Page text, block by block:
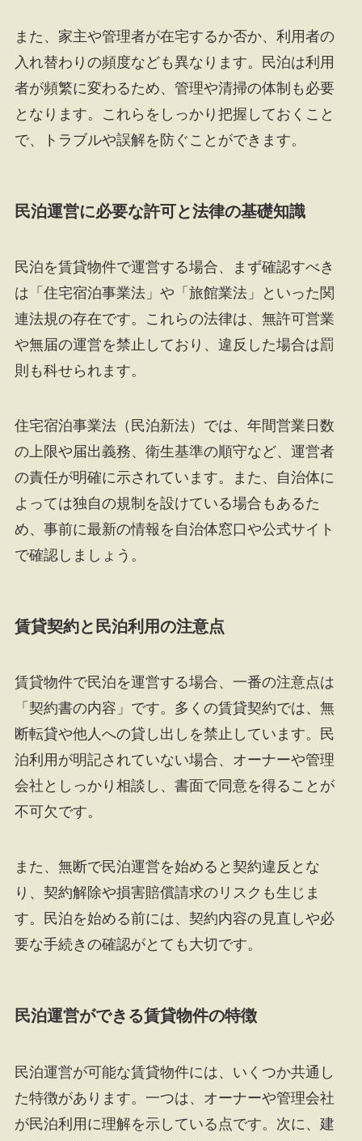
また、家主や管理者が在宅するか否か、利用者の
入れ替わりの頻度なども異なります。民泊は利用
者が頻繁に変わるため、管理や清掃の体制も必要
となります。これらをしっかり把握しておくこと
で、トラブルや誤解を防ぐことができます。
民泊運営に必要な許可と法律の基礎知識
民泊を賃貸物件で運営する場合、まず確認すべき
は「住宅宿泊事業法」や「旅館業法」といった関
連法規の存在です。これらの法律は、無許可営業
や無届の運営を禁止しており、違反した場合は罰
則も科せられます。
住宅宿泊事業法（民泊新法）では、年間営業日数
の上限や届出義務、衛生基準の順守など、運営者
の責任が明確に示されています。また、自治体に
よっては独自の規制を設けている場合もあるた
め、事前に最新の情報を自治体窓口や公式サイト
で確認しましょう。
賃貸契約と民泊利用の注意点
賃貸物件で民泊を運営する場合、一番の注意点は
「契約書の内容」です。多くの賃貸契約では、無
断転貸や他人への貸し出しを禁止しています。民
泊利用が明記されていない場合、オーナーや管理
会社としっかり相談し、書面で同意を得ることが
不可欠です。
また、無断で民泊運営を始めると契約違反とな
り、契約解除や損害賠償請求のリスクも生じま
す。民泊を始める前には、契約内容の見直しや必
要な手続きの確認がとても大切です。
民泊運営ができる賃貸物件の特徴
民泊運営が可能な賃貸物件には、いくつか共通し
た特徴があります。一つは、オーナーや管理会社
が民泊利用に理解を示している点です。次に、建